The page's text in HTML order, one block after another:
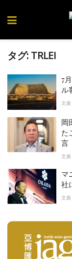
タグ: TRLEI
7
ル
文責
岡
た
言
文責
マ
社
文責